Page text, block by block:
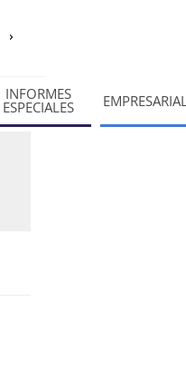
INFORMES
ESPECIALES